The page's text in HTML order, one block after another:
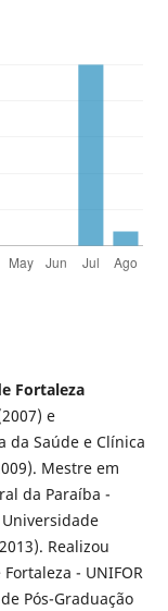
Fortaleza
e
da Saúde e Clínica
Mestre em
da Paraíba -
Universidade
Realizou
- UNIFOR
Pós-Graduação